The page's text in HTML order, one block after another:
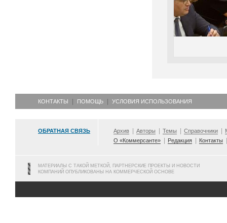
КОНТАКТЫ ПОМОЩЬ УСЛОВИЯ ИСПОЛЬЗОВАНИЯ
ОБРАТНАЯ СВЯЗЬ Архив Авторы Темы Справочники
О «Коммерсанте»
Редакция Контакты
МАТЕРИАЛЫ С ТАКОЙ МЕТКОЙ, ПАРТНЕРСКИЕ ПРОЕКТЫ И НОВОСТИ
КОМПАНИЙ ОПУБЛИКОВАНЫ НА КОММЕРЧЕСКОЙ ОСНОВЕ